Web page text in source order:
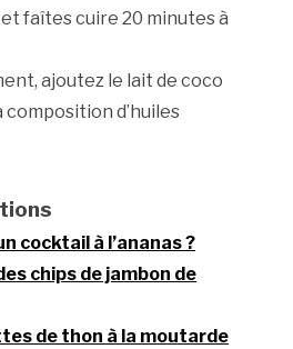
faîtes cuire 20 minutes à
ajoutez le lait de coco
d’huiles
cocktail à l’ananas ?
chips de jambon de
de thon à la moutarde